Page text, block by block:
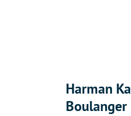
Harman
Boulanger